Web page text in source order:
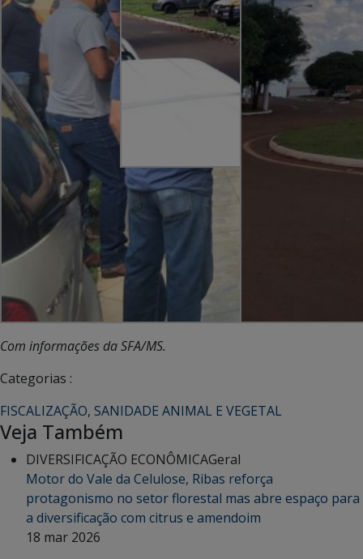
Com informações da SFA/MS.
Categorias :
FISCALIZAÇÃO, SANIDADE ANIMAL E VEGETAL
Veja Também
DIVERSIFICAÇÃO ECONÔMICAGeral
Motor do Vale da Celulose, Ribas reforça
protagonismo no setor florestal mas abre espaço para
a diversificação com citrus e amendoim
18 mar 2026